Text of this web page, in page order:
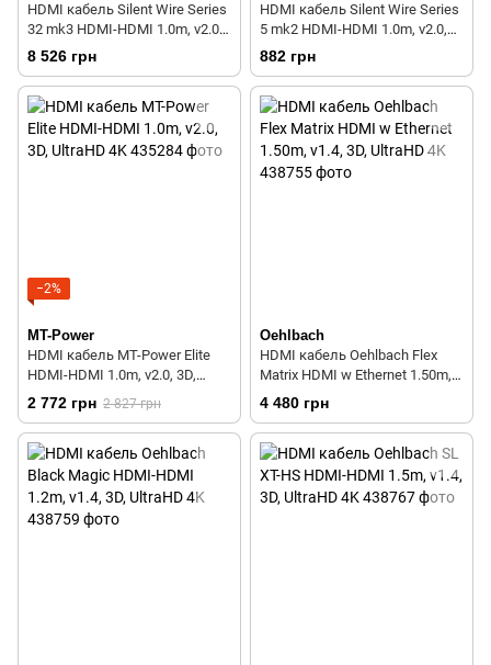
HDMI кабель Silent Wire Series
32 mk3 HDMI-HDMI 1.0m, v2.0,
3D, UltraHD 4K
8 526 грн
HDMI кабель Silent Wire Series
5 mk2 HDMI-HDMI 1.0m, v2.0,
3D, UltraHD 4K
882 грн
−2%
MT-Power
HDMI кабель MT-Power Elite
HDMI-HDMI 1.0m, v2.0, 3D,
UltraHD 4K
2 772 грн 2 827 грн
Oehlbach
HDMI кабель Oehlbach Flex
Matrix HDMI w Ethernet 1.50m,
v1.4, 3D, UltraHD 4K
4 480 грн